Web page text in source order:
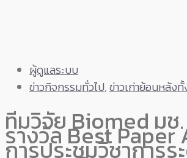
ผู้ดูแลระบบ
ข่าวกิจกรรมทั่วไป,ข่าวเก่าย้อนหลัง
ทีมวิจัย Biomed มช
รางวัล Best Paper
การประชุมวิชาการร